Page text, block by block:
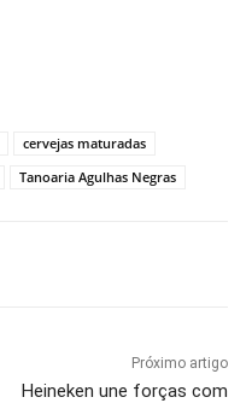
cervejas maturadas
Tanoaria Agulhas Negras
Próximo artigo
Heineken une forças com